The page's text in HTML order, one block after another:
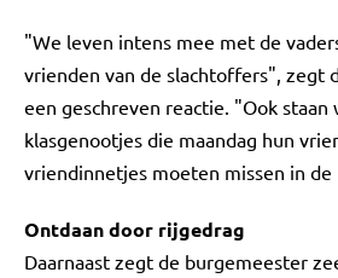
"We leven intens mee met de
vrienden van de slachtoffers", zegt
een geschreven reactie. "Ook staan
klasgenootjes die maandag hun
vriendinnetjes moeten missen in de
Ontdaan door rijgedrag
Daarnaast zegt de burgemeester